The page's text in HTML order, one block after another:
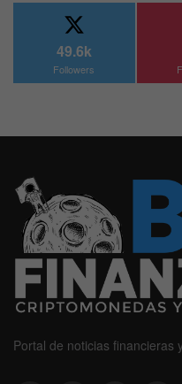
49.6k
Followers
Portal de noticias financieras